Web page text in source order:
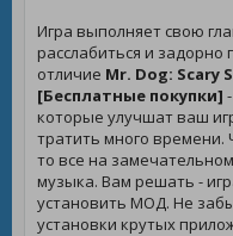
Игра выполняет свою
расслабиться и
отличие Mr. Dog: Scary
[Бесплатные покупки]
которые улучшат ваш
тратить много времени.
то все на
музыка. Вам решать -
установить МОД. Не
установки крутых